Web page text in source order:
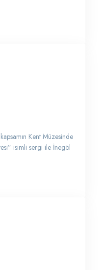
Kent Müzesinde
isimli sergi ile İnegöl